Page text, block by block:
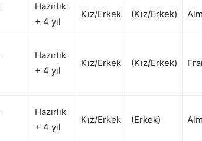
Hazırlık
+ 4 yıl
Kız/Erkek (Kız/Erkek)
Hazırlık
+ 4 yıl
Kız/Erkek (Kız/Erkek)
Hazırlık
+ 4 yıl
Kız/Erkek (Erkek)